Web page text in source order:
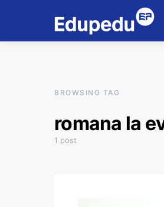
BROWSING TAG
romana la
1 post